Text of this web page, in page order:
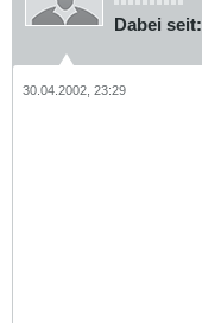
Dabei seit:
30.04.2002, 23:29